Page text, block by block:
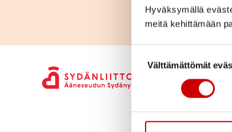
Hyväksymällä
meitä kehittämään
Välttämättömät